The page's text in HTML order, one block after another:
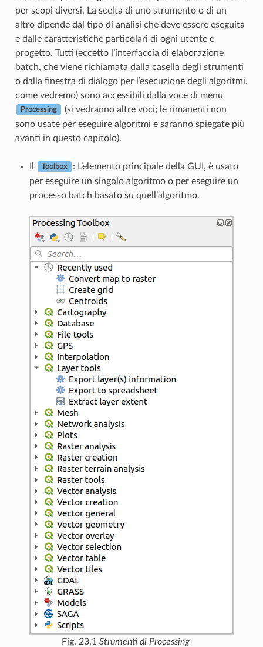
per scopi diversi. La scelta di uno strumento o di un
altro dipende dal tipo di analisi che deve essere eseguita
e dalle caratteristiche particolari di ogni utente e
progetto. Tutti (eccetto l’interfaccia di elaborazione
batch, che viene richiamata dalla casella degli strumenti
o dalla finestra di dialogo per l’esecuzione degli algoritmi,
come vedremo) sono accessibili dalla voce di menu
Processing
(si vedranno altre voci; le rimanenti non
sono usate per eseguire algoritmi e saranno spiegate più
avanti in questo capitolo).
Toolbox
: L’elemento principale della GUI, è usato
per eseguire un singolo algoritmo o per eseguire un
processo batch basato su quell’algoritmo.
Fig. 23.1 Strumenti di Processing